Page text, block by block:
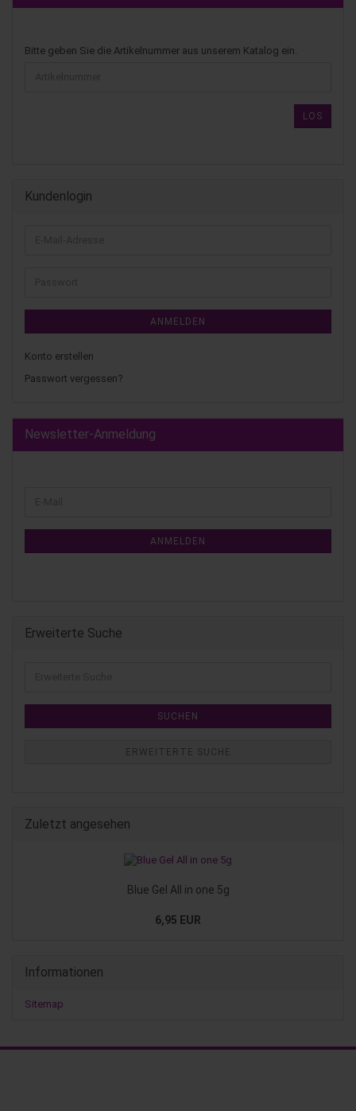
Bitte geben Sie die Artikelnummer aus unserem Katalog ein.
LOS
Kundenlogin
ANMELDEN
Konto erstellen
Passwort vergessen?
Newsletter-Anmeldung
ANMELDEN
Erweiterte Suche
SUCHEN
ERWEITERTE SUCHE
Zuletzt angesehen
Blue Gel All in one 5g
6,95 EUR
Informationen
Sitemap